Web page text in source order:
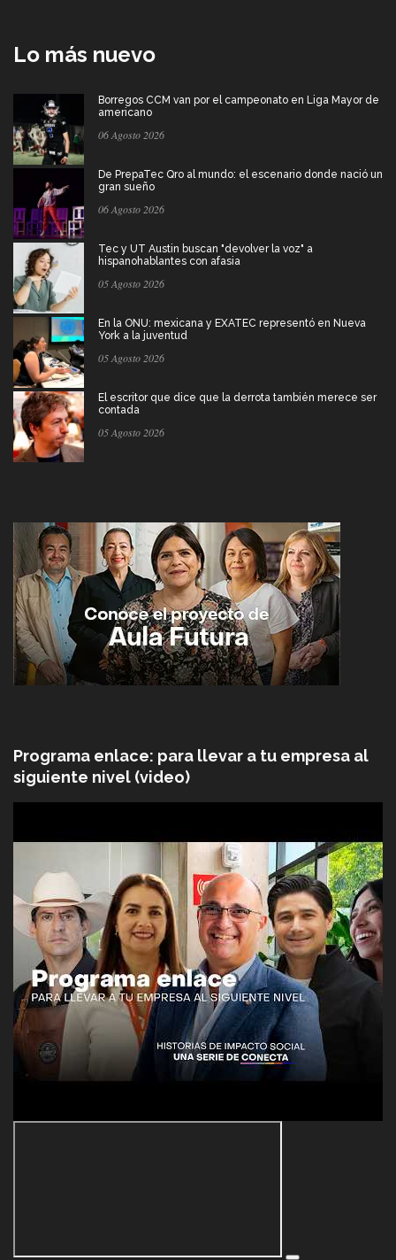
Lo más nuevo
Borregos CCM van por el campeonato en Liga Mayor de
americano
06 Agosto 2026
De PrepaTec Qro al mundo: el escenario donde nació un
gran sueño
06 Agosto 2026
Tec y UT Austin buscan "devolver la voz" a
hispanohablantes con afasia
05 Agosto 2026
En la ONU: mexicana y EXATEC representó en Nueva
York a la juventud
05 Agosto 2026
El escritor que dice que la derrota también merece ser
contada
05 Agosto 2026
Programa enlace: para llevar a tu empresa al
siguiente nivel (video)